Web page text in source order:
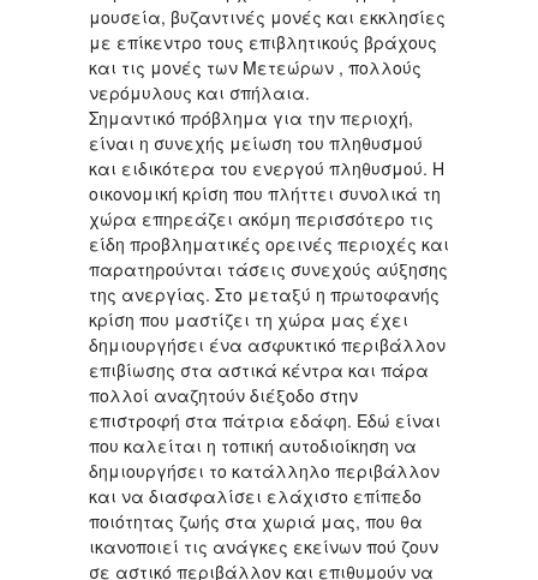
μουσεία, βυζαντινές μονές και εκκλησίες
με επίκεντρο τους επιβλητικούς βράχους
και τις μονές των Μετεώρων , πολλούς
νερόμυλους και σπήλαια.
Σημαντικό πρόβλημα για την περιοχή,
είναι η συνεχής μείωση του πληθυσμού
και ειδικότερα του ενεργού πληθυσμού. Η
οικονομική κρίση που πλήττει συνολικά τη
χώρα επηρεάζει ακόμη περισσότερο τις
είδη προβληματικές ορεινές περιοχές και
παρατηρούνται τάσεις συνεχούς αύξησης
της ανεργίας. Στο μεταξύ η πρωτοφανής
κρίση που μαστίζει τη χώρα μας έχει
δημιουργήσει ένα ασφυκτικό περιβάλλον
επιβίωσης στα αστικά κέντρα και πάρα
πολλοί αναζητούν διέξοδο στην
επιστροφή στα πάτρια εδάφη. Εδώ είναι
που καλείται η τοπική αυτοδιοίκηση να
δημιουργήσει το κατάλληλο περιβάλλον
και να διασφαλίσει ελάχιστο επίπεδο
ποιότητας ζωής στα χωριά μας, που θα
ικανοποιεί τις ανάγκες εκείνων πού ζουν
σε αστικό περιβάλλον και επιθυμούν να